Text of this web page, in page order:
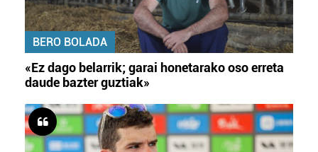
BERO BOLADA
«Ez dago belarrik; garai honetarako oso erreta
daude bazter guztiak»